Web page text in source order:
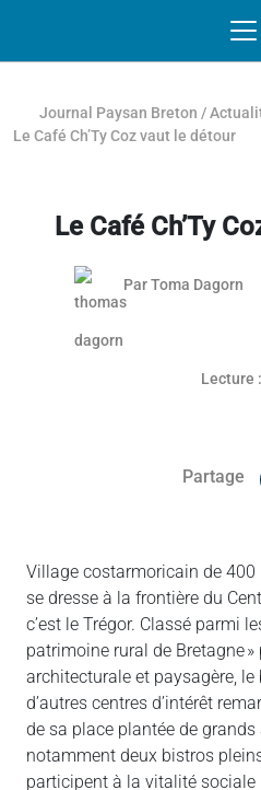
Journal Paysan Breton /
Le Café Ch’Ty Coz vaut le détour
Le Café Ch’Ty
ParToma Dagorn
Lecture
Partage
Village costarmoricain de
se dresse à la frontière du
c’est le Trégor. Classé parmi
patrimoine rural de Bretagne
architecturale et paysagère,
d’autres centres d’intérêt
de sa place plantée de grands
notamment deux bistros
participent à la vitalité sociale